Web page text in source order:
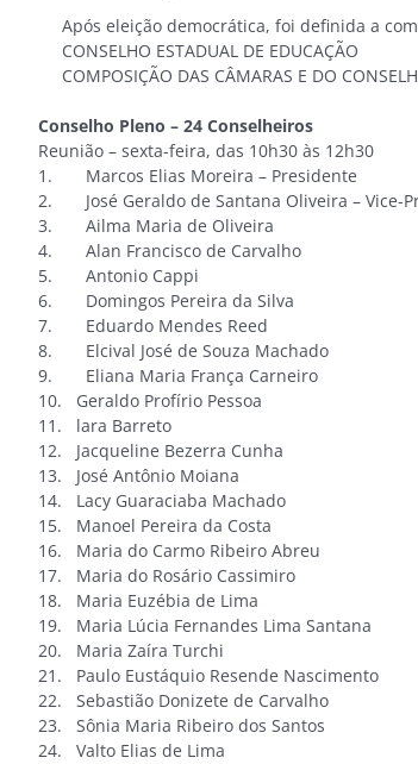
Após eleição democrática, foi definida a
CONSELHO ESTADUAL DE EDUCAÇÃO
COMPOSIÇÃO DAS CÂMARAS E DO
Conselho Pleno – 24 Conselheiros
Reunião – sexta-feira, das 10h30 às 12h30
1. Marcos Elias Moreira – Presidente
2. José Geraldo de Santana Oliveira – Vice-
3. Ailma Maria de Oliveira
4. Alan Francisco de Carvalho
5. Antonio Cappi
6. Domingos Pereira da Silva
7. Eduardo Mendes Reed
8. Elcival José de Souza Machado
9. Eliana Maria França Carneiro
10. Geraldo Profírio Pessoa
11. lara Barreto
12. Jacqueline Bezerra Cunha
13. José Antônio Moiana
14. Lacy Guaraciaba Machado
15. Manoel Pereira da Costa
16. Maria do Carmo Ribeiro Abreu
17. Maria do Rosário Cassimiro
18. Maria Euzébia de Lima
19. Maria Lúcia Fernandes Lima Santana
20. Maria Zaíra Turchi
21. Paulo Eustáquio Resende Nascimento
22. Sebastião Donizete de Carvalho
23. Sônia Maria Ribeiro dos Santos
24. Valto Elias de Lima